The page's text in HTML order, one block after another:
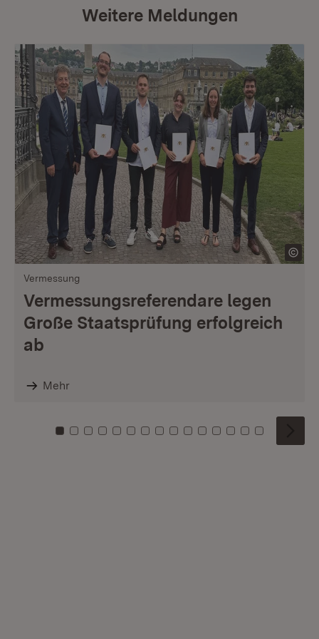
Weitere Meldungen
Vermessung
Vermessungsreferendare legen
Große Staatsprüfung erfolgreich
ab
Mehr
Zu Kachel: 0
Zu Kachel: 1
Zu Kachel: 2
Zu Kachel: 3
Zu Kachel: 4
Zu Kachel: 5
Zu Kachel: 6
Zu Kachel: 7
Zu Kachel: 8
Zu Kachel: 9
Zu Kachel: 10
Zu Kachel: 11
Zu Kachel: 12
Zu Kachel:
Zu